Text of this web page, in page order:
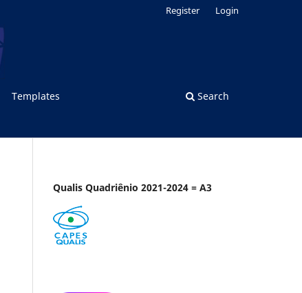
Templates Search
Register Login
Qualis Quadriênio 2021-2024 = A3